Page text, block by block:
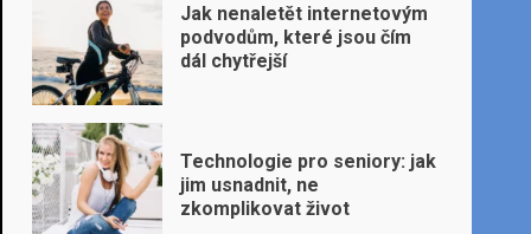
Jak nenaletět internetovým
podvodům, které jsou čím
dál chytřejší
Technologie pro seniory: jak
jim usnadnit, ne
zkomplikovat život